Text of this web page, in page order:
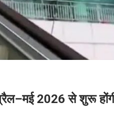
2026 से शुरू